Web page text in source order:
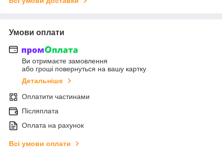
Умови оплати
Ви отримаєте замовлення
або гроші повернуться на вашу картку
Детальніше
Оплатити частинами
Післяплата
Оплата на рахунок
Всі умови оплати